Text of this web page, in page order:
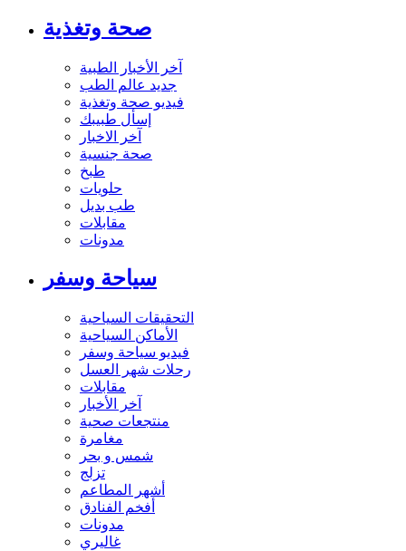
صحة وتغذية
آخر الأخبار الطبية
جديد عالم الطب
فيديو صحة وتغذية
إسأل طبيبك
آخر الاخبار
صحة جنسية
طبخ
حلويات
طب بديل
مقابلات
مدونات
سياحة وسفر
التحقيقات السياحية
الأماكن السياحية
فيديو سياحة وسفر
رحلات شهر العسل
مقابلات
آخر الأخبار
منتجعات صحية
مغامرة
شمس و بحر
تزلج
أشهر المطاعم
أفخم الفنادق
مدونات
غاليري